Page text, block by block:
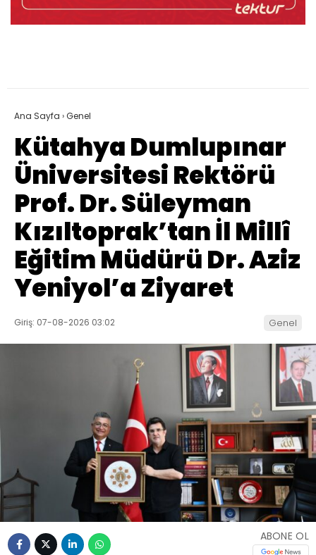
Ana Sayfa ›Genel
Kütahya Dumlupınar
Üniversitesi Rektörü
Prof. Dr. Süleyman
Kızıltoprak’tan İl Millî
Eğitim Müdürü Dr. Aziz
Yeniyol’a Ziyaret
Giriş: 07-08-2026 03:02 Genel
ABONE OL